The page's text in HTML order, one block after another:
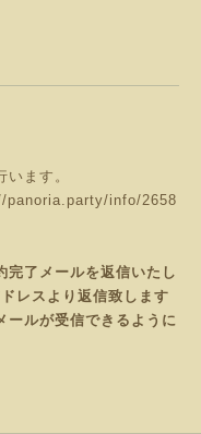
ます。
panoria.party/info/2658
了メールを返信いたし
レスより返信致します
ールが受信できるように